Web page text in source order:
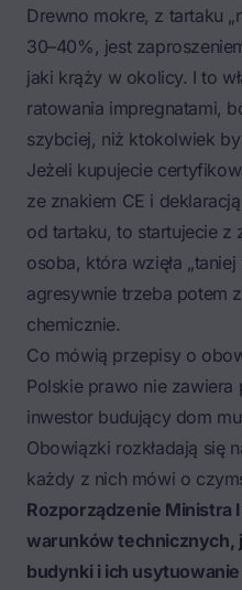
Drewno mokre, z tartaku
30–40%, jest
jaki krąży w okolicy. I to
ratowania impregnatami,
szybciej, niż ktokolwiek by
Jeżeli kupujecie
ze znakiem CE i
od tartaku, to startujecie z
osoba, która wzięła
agresywnie trzeba potem
chemicznie.
Co mówią przepisy o
Polskie prawo nie zawiera
inwestor budujący dom
Obowiązki rozkładają się
każdy z nich mówi o
Rozporządzenie
warunków technicznych,
budynki i ich usytuowanie